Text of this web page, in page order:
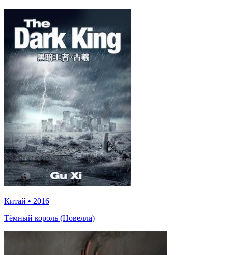
Китай • 2016
Тёмный король (Новелла)